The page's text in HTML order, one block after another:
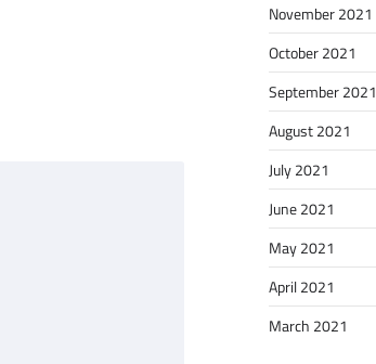
November 2021
October 2021
September 2021
August 2021
July 2021
June 2021
May 2021
April 2021
March 2021